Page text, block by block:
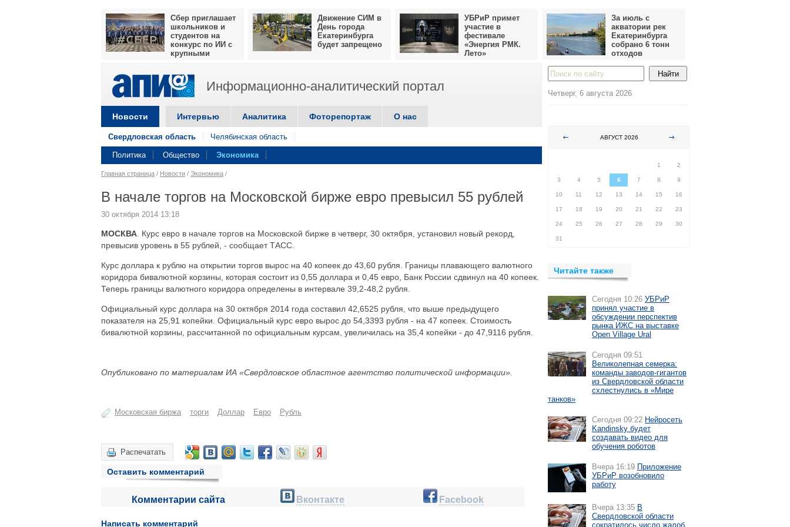
Сбер приглашает
школьников и
студентов на
конкурс по ИИ с
крупными
Движение СИМ в
День города
Екатеринбурга
будет запрещено
УБРиР примет
участие в
фестивале
«Энергия РМК.
Лето»
За июль с
акватории рек
Екатеринбурга
собрано 6 тонн
отходов
Информационно-аналитический портал
Новости Интервью Аналитика Фоторепортаж О нас
Свердловская область Челябинская область
Политика Общество Экономика
Главная страница / Новости / Экономика /
В начале торгов на Московской бирже евро превысил 55 рублей
30 октября 2014 13:18
МОСКВА . Курс евро в начале торгов на Московской бирже в четверг, 30 октября, установил новый рекорд,
превысив уровень в 55 рублей, - сообщает ТАСС.
Курс доллара к рублю на открытии торгов вырос на 40 копеек до 43,60 рубля. Границы плавающего валютного
коридора бивалютной корзины, которая состоит из 0,55 доллара и 0,45 евро, Банк России сдвинул на 40 копеек.
Теперь границы валютного коридора определены в интервале 39,2-48,2 рубля.
Официальный курс доллара на 30 октября 2014 года составил 42,6525 рубля, что выше предыдущего
показателя на 25,91 копейки. Официальный курс евро вырос до 54,3393 рубля - на 47 копеек. Стоимость
бивалютной корзины, рассчитанной по официальным курсам, увеличилась на 35,4 копейки - до 47,9116 рубля.
Опубликовано по материалам ИА «Свердловское областное агентство политической информации».
Московская биржа торги Доллар Евро Рубль
Распечатать
Оставить комментарий
Комментарии сайта Вконтакте Facebook
Написать комментарий
Четверг, 6 августа 2026
АВГУСТ 2026
1
2
3 4 5 6 7 8 9
10 11 12 13 14 15 16
17 18 19 20 21 22 23
24 25 26 27 28 29 30
31
Читайте также
Сегодня 10:26 УБРиР
принял участие в
обсуждении перспектив
рынка ИЖС на выставке
Open Village Ural
Сегодня 09:51
Великолепная семерка:
команды заводов-гигантов
из Свердловской области
схлестнулись в «Мире
танков»
Сегодня 09:22 Нейросеть
Kandinsky будет
создавать видео для
обучения роботов
Вчера 16:19 Приложение
УБРиР возобновило
работу
Вчера 13:35 В
Свердловской области
сократилось число жалоб